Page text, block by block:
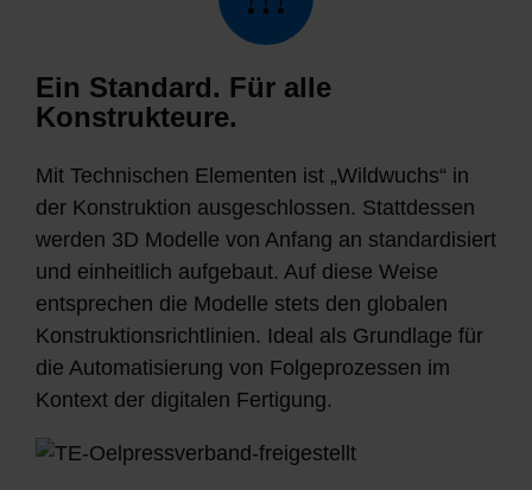
Ein Standard. Für alle
Konstrukteure.
Mit Technischen Elementen ist „Wildwuchs“ in
der Konstruktion ausgeschlossen. Stattdessen
werden 3D Modelle von Anfang an standardisiert
und einheitlich aufgebaut. Auf diese Weise
entsprechen die Modelle stets den globalen
Konstruktionsrichtlinien. Ideal als Grundlage für
die Automatisierung von Folgeprozessen im
Kontext der digitalen Fertigung.